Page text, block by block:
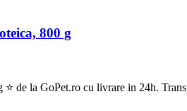
800 g
de la GoPet.ro cu livrare in 24h.